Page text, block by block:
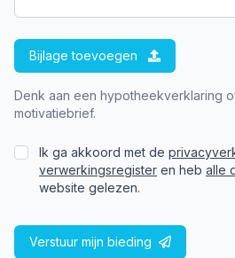
Bijlage toevoegen
Denk aan een hypotheekverklaring
motivatiebrief.
Ik ga akkoord met de
verwerkingsregister en heb alle
website gelezen.
Verstuur mijn bieding